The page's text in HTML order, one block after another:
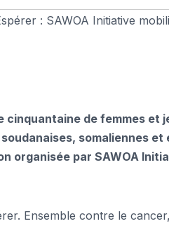
: SAWOA Initiative
cinquantaine de femmes et
somaliennes
organisée par SAWOA
Ensemble contre le